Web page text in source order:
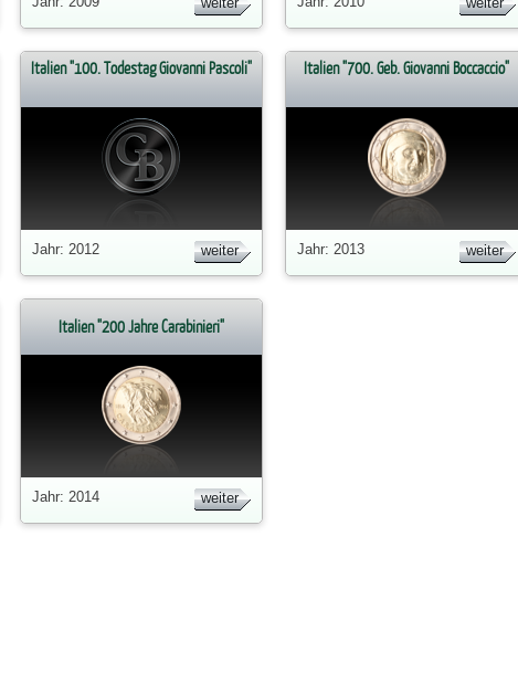
Italien "100. Todestag Giovanni Pascoli"
Jahr: 2012 weiter
Italien "700. Geb. Giovanni Boccaccio"
Jahr: 2013 weiter
Italien "200 Jahre Carabinieri"
Jahr: 2014 weiter